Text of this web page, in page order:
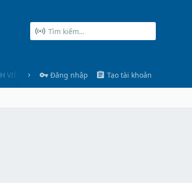
VIÊN Đăng nhập Tạo tài khoản